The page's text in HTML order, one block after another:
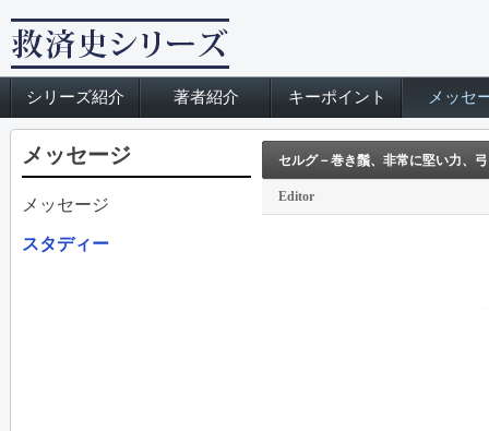
シリーズ紹介 著者紹介 キーポイント メッセ
メッセージ
メッセージ
スタディー
セルグ－巻き鬚、非常に堅い力、弓
Editor